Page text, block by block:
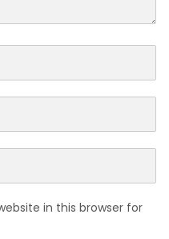
in this browser for